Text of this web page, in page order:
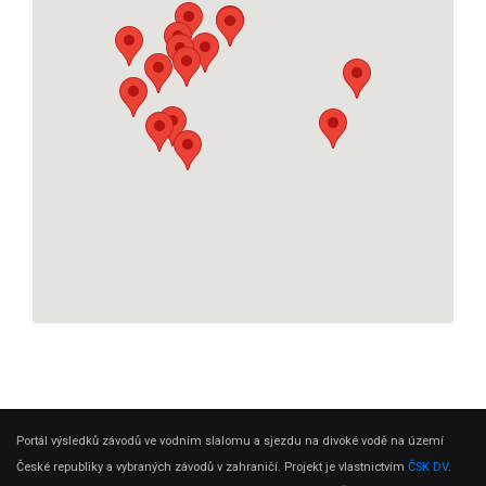
Portál výsledků závodů ve vodním slalomu a sjezdu na divoké vodě na území
České republiky a vybraných závodů v zahraničí. Projekt je vlastnictvím ČSK DV.